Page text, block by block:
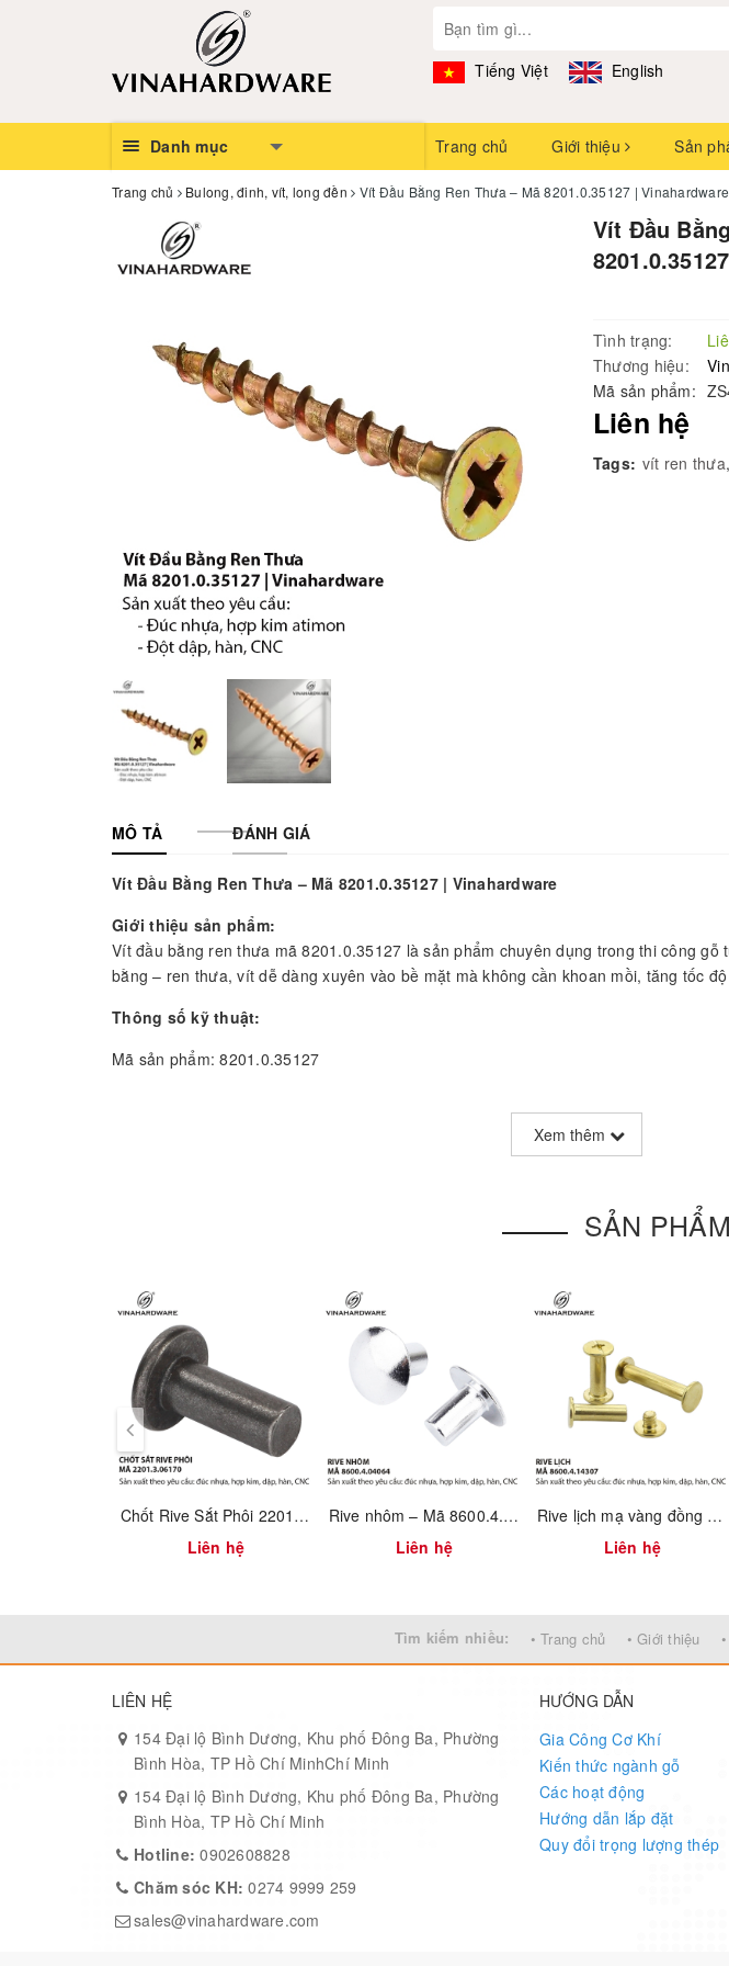
Tiếng Việt English
Danh mục Trang chủ Giới thiệu Sản
Trang chủ Bulong, đinh, vít, long đền Vít Đầu Bằng Ren Thưa – Mã 8201.0.35127 | Vinahardware
Vít Đầu
Tình trạng:
Thương hiệu:
Mã sản phẩm:
Liên hệ
Tags: vít ren thưa
MÔ TẢ ĐÁNH GIÁ
Vít Đầu Bằng Ren Thưa – Mã 8201.0.35127 | Vinahardware
Giới thiệu sản phẩm:
Vít đầu bằng ren thưa mã 8201.0.35127 là sản phẩm chuyên dụng trong thi công gỗ
bằng – ren thưa, vít dễ dàng xuyên vào bề mặt mà không cần khoan mồi, tăng tốc
Thông số kỹ thuật:
Mã sản phẩm: 8201.0.35127
Kích thước: M3 – M6, dài 12mm – 80mm (sản xuất theo yêu cầu)
Ưu điểm nổi bật:
Dễ lắp vào gỗ thông, gỗ keo, ván ghép…
Đầu chìm giúp thẩm mỹ, không cấn mặt
Bám tốt – chống tuôn đầu vít khi siết mạnh
Mạ bảy màu giúp nhận diện tốt và hạn chế gỉ nhẹ
Ứng dụng:
Xem thêm
SẢN
Chốt Rive Sắt Phôi 2201.3.06170
Liên hệ
Rive nhôm – Mã 8600.4.04064
Liên hệ
Rive lịch mạ vàng đồng – Mã 8600.4.14307
Liên hệ
Tìm kiếm nhiều: • Trang chủ • Giới thiệu
LIÊN HỆ
154 Đại lộ Bình Dương, Khu phố Đông Ba, Phường
Bình Hòa, TP Hồ Chí MinhChí Minh
154 Đại lộ Bình Dương, Khu phố Đông Ba, Phường
Bình Hòa, TP Hồ Chí Minh
Hotline:0902608828
Chăm sóc KH:0274 9999 259
sales@vinahardware.com
HƯỚNG DẪN
Gia Công Cơ Khí
Kiến thức ngành gỗ
Các hoạt động
Hướng dẫn lắp đặt
Quy đổi trọng lượng thép